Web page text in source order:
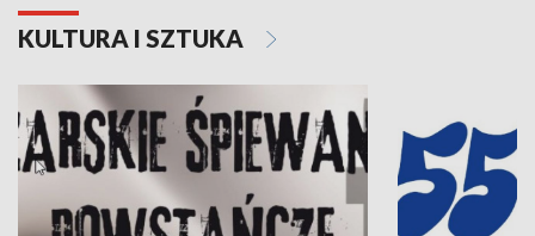
KULTURA I SZTUKA